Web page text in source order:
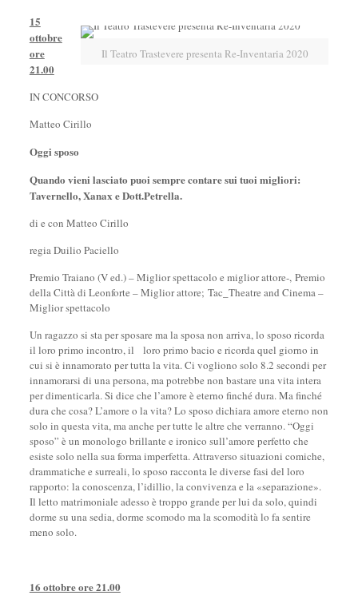
Il Teatro Trastevere presenta Re-Inventaria 2020
15
ottobre
ore
21.00
IN CONCORSO
Matteo Cirillo
Oggi sposo
Quando vieni lasciato puoi sempre contare sui tuoi migliori:
Tavernello, Xanax e Dott.Petrella.
di e con Matteo Cirillo
regia Duilio Paciello
Premio Traiano (V ed.) – Miglior spettacolo e miglior attore-, Premio
della Città di Leonforte – Miglior attore; Tac_Theatre and Cinema –
Miglior spettacolo
Un ragazzo si sta per sposare ma la sposa non arriva, lo sposo ricorda
il loro primo incontro, il loro primo bacio e ricorda quel giorno in
cui si è innamorato per tutta la vita. Ci vogliono solo 8.2 secondi per
innamorarsi di una persona, ma potrebbe non bastare una vita intera
per dimenticarla. Si dice che l’amore è eterno finché dura. Ma finché
dura che cosa? L’amore o la vita? Lo sposo dichiara amore eterno non
solo in questa vita, ma anche per tutte le altre che verranno. “Oggi
sposo” è un monologo brillante e ironico sull’amore perfetto che
esiste solo nella sua forma imperfetta. Attraverso situazioni comiche,
drammatiche e surreali, lo sposo racconta le diverse fasi del loro
rapporto: la conoscenza, l’idillio, la convivenza e la «separazione».
Il letto matrimoniale adesso è troppo grande per lui da solo, quindi
dorme su una sedia, dorme scomodo ma la scomodità lo fa sentire
meno solo.
16 ottobre ore 21.00